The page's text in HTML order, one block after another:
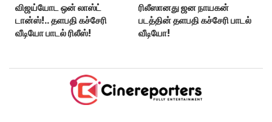
விஜய்யோட ஒன் லாஸ்ட்
டான்ஸ்!.. தளபதி கச்சேரி
வீடியோ பாடல் ரிலீஸ்!
ரிலீஸானது ஜன நாயகன்
படத்தின் தளபதி கச்சேரி பாடல்
வீடியோ!